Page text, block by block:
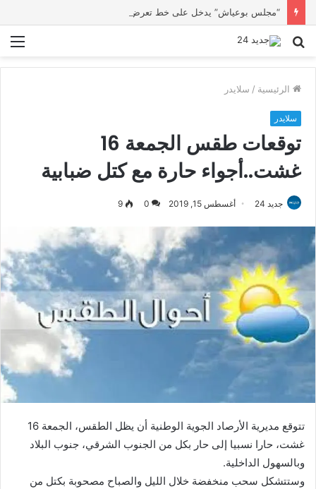
بحث
الرئيسية / سلايدر
سلايدر
توقعات طقس الجمعة 16
غشت..أجواء حارة مع كتل ضبابية
جديد 24 أغسطس 15, 2019 0
9
تتوقع مديرية الأرصاد الجوية الوطنية أن يظل الطقس، الجمعة 16
غشت، حارا نسبيا إلى حار بكل من الجنوب الشرقي، جنوب البلاد
وبالسهول الداخلية.
وستتشكل سحب منخفضة خلال الليل والصباح مصحوبة بكتل من